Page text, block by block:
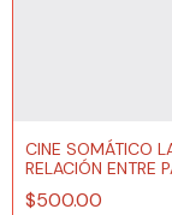
CINE SOMÁTICO
RELACIÓN ENTRE
Y CUERPO
$500.00